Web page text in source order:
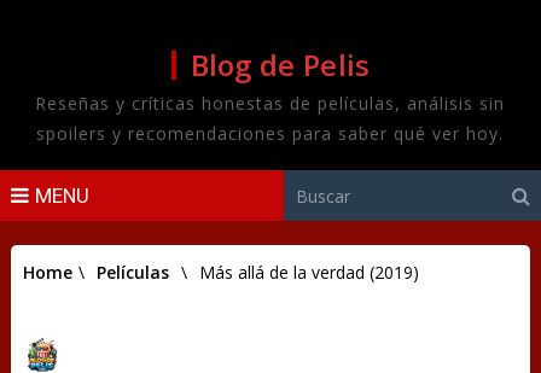
Blog de Pelis
Reseñas y críticas honestas de películas, análisis sin
spoilers y recomendaciones para saber qué ver hoy.
MENU
Home \ Películas \ Más allá de la verdad (2019)